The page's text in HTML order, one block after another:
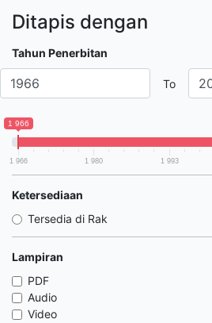
Ditapis dengan
Tahun Penerbitan
To
1 966
1 966 1 980 1 993
Ketersediaan
Tersedia di Rak
Lampiran
PDF
Audio
Video